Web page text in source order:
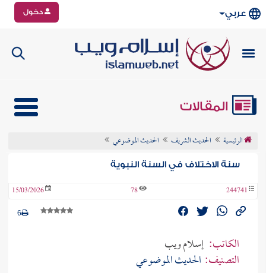
عربي دخول
المقالات
الرئيسية الحديث الشريف الحديث الموضوعي
سنة الاختلاف في السنة النبوية
244741
78
15/03/2026
6
الكاتب: إسلام ويب
التصنيف: الحديث الموضوعي